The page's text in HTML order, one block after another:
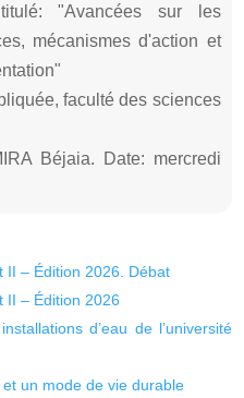
"Avancées sur les
mécanismes d'action et
faculté des sciences
Béjaia. Date: mercredi
II – Édition 2026. Débat
II – Édition 2026
d’eau de l’université
un mode de vie durable